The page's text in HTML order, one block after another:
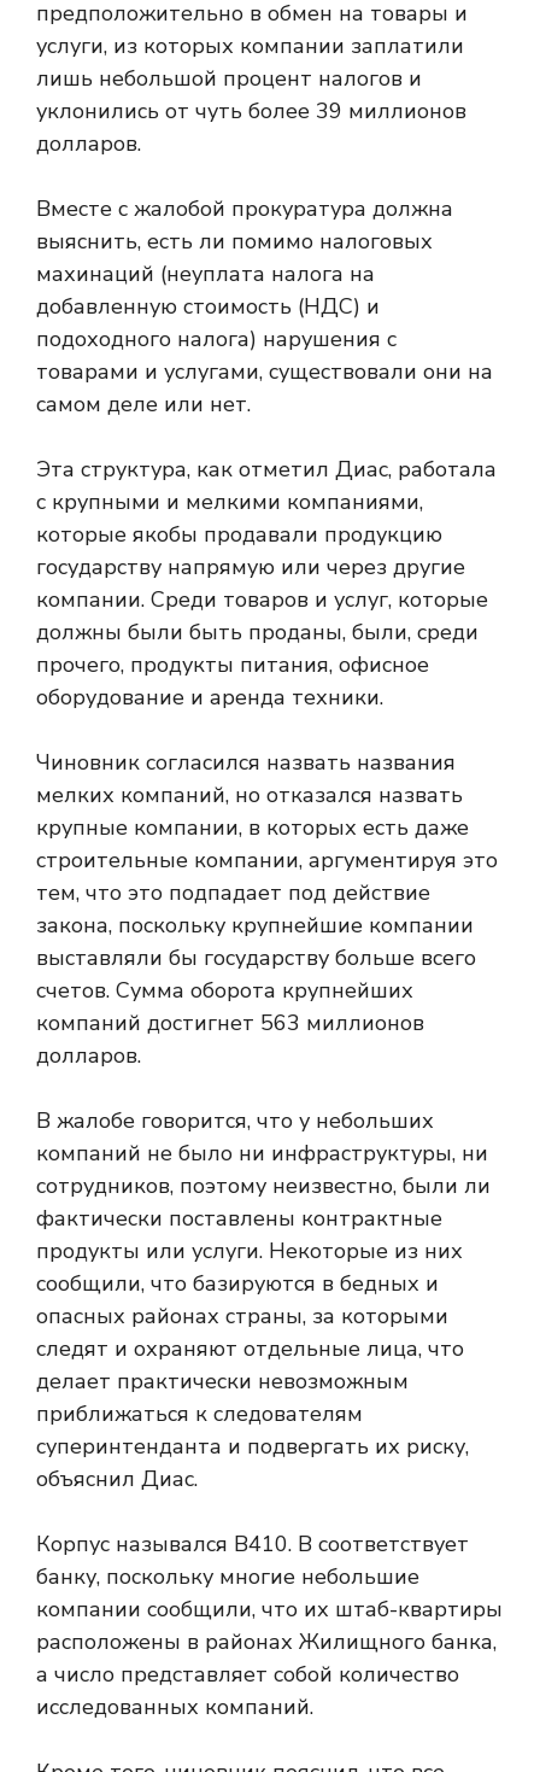
предположительно в обмен на товары и
услуги, из которых компании заплатили
лишь небольшой процент налогов и
уклонились от чуть более 39 миллионов
долларов.
Вместе с жалобой прокуратура должна
выяснить, есть ли помимо налоговых
махинаций (неуплата налога на
добавленную стоимость (НДС) и
подоходного налога) нарушения с
товарами и услугами, существовали они на
самом деле или нет.
Эта структура, как отметил Диас, работала
с крупными и мелкими компаниями,
которые якобы продавали продукцию
государству напрямую или через другие
компании. Среди товаров и услуг, которые
должны были быть проданы, были, среди
прочего, продукты питания, офисное
оборудование и аренда техники.
Чиновник согласился назвать названия
мелких компаний, но отказался назвать
крупные компании, в которых есть даже
строительные компании, аргументируя это
тем, что это подпадает под действие
закона, поскольку крупнейшие компании
выставляли бы государству больше всего
счетов. Сумма оборота крупнейших
компаний достигнет 563 миллионов
долларов.
В жалобе говорится, что у небольших
компаний не было ни инфраструктуры, ни
сотрудников, поэтому неизвестно, были ли
фактически поставлены контрактные
продукты или услуги. Некоторые из них
сообщили, что базируются в бедных и
опасных районах страны, за которыми
следят и охраняют отдельные лица, что
делает практически невозможным
приближаться к следователям
суперинтенданта и подвергать их риску,
объяснил Диас.
Корпус назывался B410. B соответствует
банку, поскольку многие небольшие
компании сообщили, что их штаб-квартиры
расположены в районах Жилищного банка,
а число представляет собой количество
исследованных компаний.